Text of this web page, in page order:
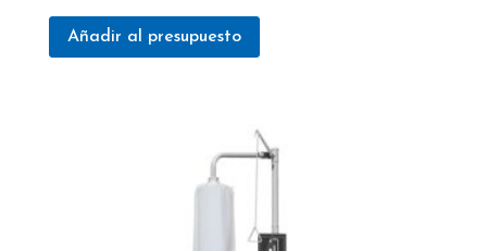
Añadir al presupuesto